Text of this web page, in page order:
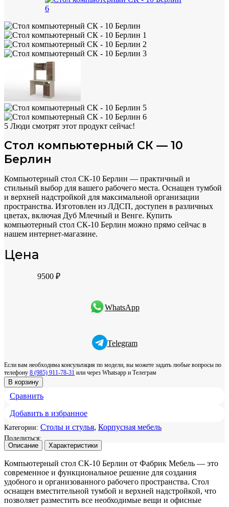
5 Люди смотрят этот продукт сейчас!
Стол компьютерный СК — 10
Берлин
Компьютерный стол СК-10 Берлин — практичный и
стильный выбор для вашего рабочего места. Оснащен тумбой
и верхней надстройкой для максимальной организации
пространства. Изготовлен из ЛДСП, доступен в различных
цветах, включая Дуб Млечный и Венге. Купить
компьютерный стол СК-10 Берлин можно прямо сейчас в
нашем интернет-магазине.
Цена
9500 ₽
WhatsApp
Telegram
Если вам необходима консультация по модели, вы можете задать любые вопросы по
телефону 8 (985) 911-78-31 или через Whatsapp и Телеграм
В корзину
Сравнить
Добавить в избранное
Категории: Столы и стулья, Корпусная мебель
Поделиться:
Описание
Характеристики
Компьютерный стол СК-10 Берлин от Фабрик Мебель — это
современное и функциональное решение для создания
удобного и организованного рабочего пространства. Стол
оснащен вместительной тумбой и верхней надстройкой, что
позволяет разместить все необходимые вещи и офисные